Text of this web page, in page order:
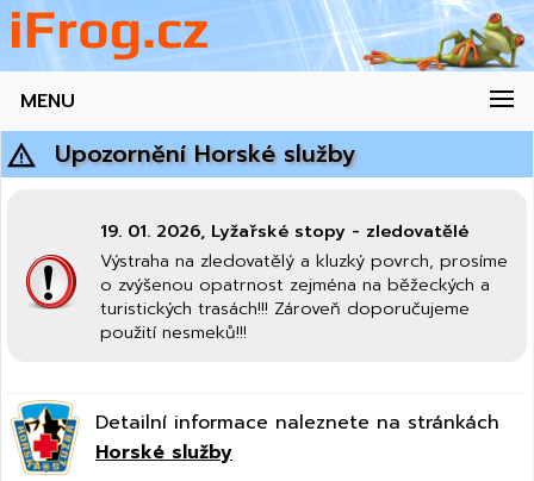
MENU
Upozornění Horské služby
19. 01. 2026, Lyžařské stopy - zledovatělé
Výstraha na zledovatělý a kluzký povrch, prosíme
o zvýšenou opatrnost zejména na běžeckých a
turistických trasách!!! Zároveň doporučujeme
použití nesmeků!!!
Detailní informace naleznete na stránkách
Horské služby